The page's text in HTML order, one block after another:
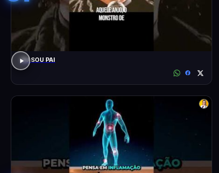
EU SOU PAI